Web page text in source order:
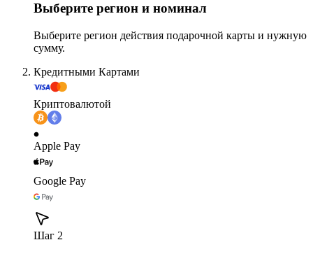
Выберите регион и номинал
Выберите регион действия подарочной карты и нужную
сумму.
Кредитными Картами
Криптовалютой
Apple Pay
Google Pay
Шаг 2